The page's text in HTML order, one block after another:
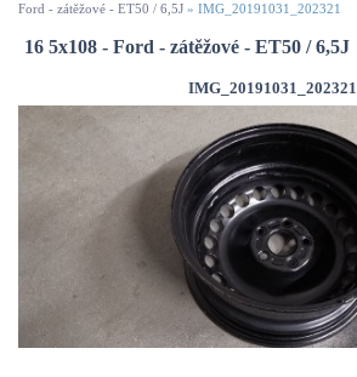
Ford - zátěžové - ET50 / 6,5J » IMG_20191031_202321
16 5x108 - Ford - zátěžové - ET50 / 6,5J
IMG_20191031_202321